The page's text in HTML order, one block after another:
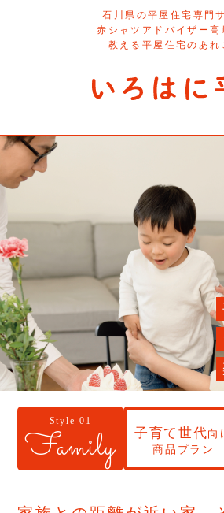
石川県の平屋住宅専門
赤シャツアドバイザー高
教える平屋住宅のあれ
Style-01
Family 子育て世代向
商品プラン